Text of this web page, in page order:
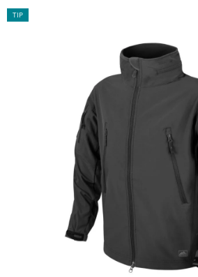
produktu
TIP